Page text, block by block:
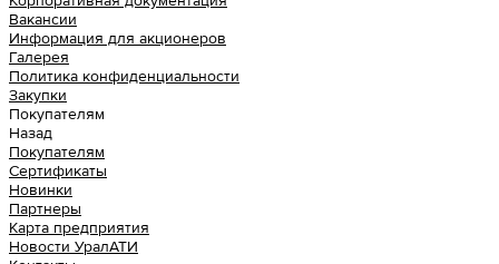
Вакансии
Информация для акционеров
Галерея
Политика конфиденциальности
Закупки
Покупателям
Назад
Покупателям
Сертификаты
Новинки
Партнеры
Карта предприятия
Новости УралАТИ